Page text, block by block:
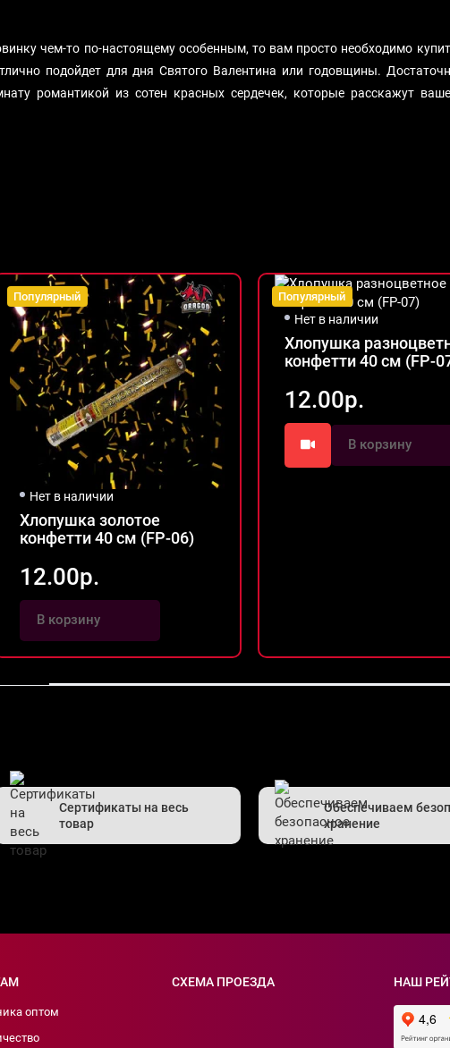
чем-то по-настоящему особенным, то вам просто необходимо
подойдет для дня Святого Валентина или годовщины.
романтикой из сотен красных сердечек, которые расскажут
Популярный
Нет в наличии
Хлопушка золотое
конфетти 40 см (FP-06)
12.00р.
В корзину
Популярный
Нет в наличии
Хлопушка
конфетти 40 см (FP-
12.00р.
В корзину
Сертификаты на весь
товар
Обеспечиваем
хранение
оптом
СХЕМА ПРОЕЗДА НАШ